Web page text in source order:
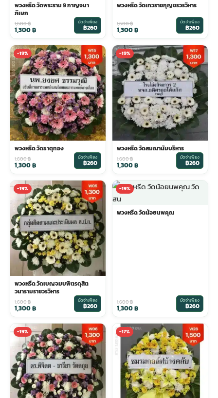
พวงหรีด วัดพระราม 9 กาญจนา
ภิเษก
1,600฿
1,300฿
มัดจำเพียง
฿260
พวงหรีด วัดเทวราชกุญชรวรวิหาร
1,600฿
1,300฿
มัดจำเพียง
฿260
-19%
พวงหรีด วัดธาตุทอง
1,600฿
1,300฿
มัดจำเพียง
฿260
-19%
พวงหรีด วัดสมณานัมบริหาร
1,600฿
1,300฿
มัดจำเพียง
฿260
-19%
พวงหรีด วัดเบญจมบพิตรดุสิต
วนารามราชวรวิหาร
1,600฿
1,300฿
มัดจำเพียง
฿260
-19%
พวงหรีด วัดน้อยนพคุณ
1,600฿
1,300฿
มัดจำเพียง
฿260
-19% -17%